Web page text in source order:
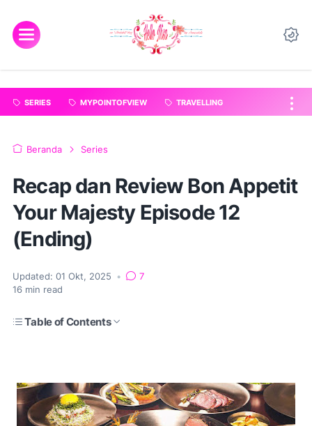
SERIES MYPOINTOFVIEW TRAVELLING
Beranda Series
Recap dan Review Bon Appetit
Your Majesty Episode 12
(Ending)
Updated: 01 Okt, 2025 •
7
16 min read
Table of Contents